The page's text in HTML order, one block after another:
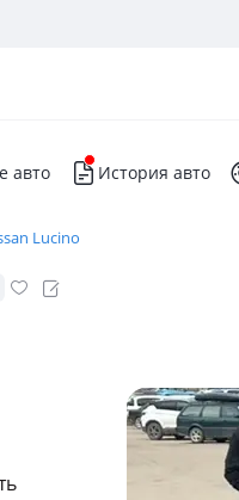
авто История авто
Lucino